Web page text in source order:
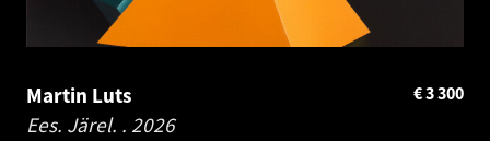
Martin Luts
Ees. Järel. . 2026
3 300
€